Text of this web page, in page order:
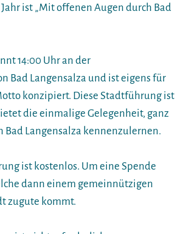
ist „Mit offenen Augen durch Bad
14:00 Uhr an der
Bad Langensalza und ist eigens für
konzipiert. Diese Stadtführung ist
die einmalige Gelegenheit, ganz
Bad Langensalza kennenzulernen.
ist kostenlos. Um eine Spende
dann einem gemeinnützigen
zugute kommt.